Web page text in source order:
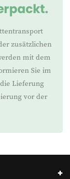
zusätzlichen
mit dem
Sie im
Lieferung
vor der